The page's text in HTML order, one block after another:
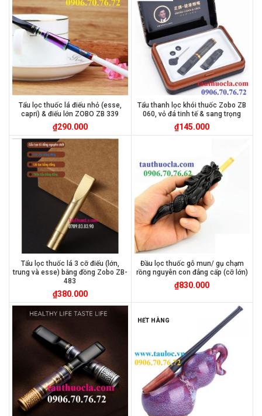
Tẩu lọc thuốc lá điếu nhỏ (esse,
capri) & điếu lớn ZOBO ZB 339
₫290.000
Tẩu thanh lọc khói thuốc Zobo ZB
060, vỏ đá tinh tế & sang trọng
₫145.000
Tẩu lọc thuốc lá 3 cỡ điếu (lớn,
trung và esse) bằng đồng Zobo ZB-
483
₫380.000
Đầu lọc thuốc gỗ mun/ gụ chạm
rồng nguyên con đẳng cấp (cỡ lớn)
₫830.000
HẾT HÀNG